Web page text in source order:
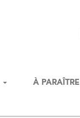
À PARAÎTRE